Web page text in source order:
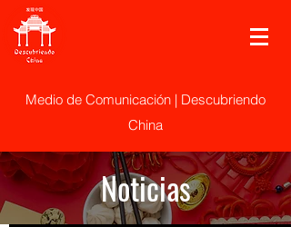
Medio de Comunicación | Descubriendo
China
Noticias